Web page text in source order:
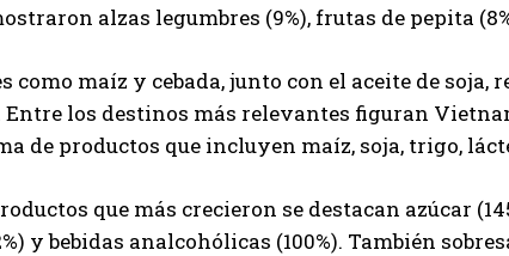
Suscribite al Newsletter
QUIERO SUSCRIBIRME
alzas legumbres (9%), frutas de pepita
como maíz y cebada, junto con el aceite de
los destinos más relevantes figuran
de productos que incluyen maíz, soja, trigo,
que más crecieron se destacan azúcar
y bebidas analcohólicas (100%). También